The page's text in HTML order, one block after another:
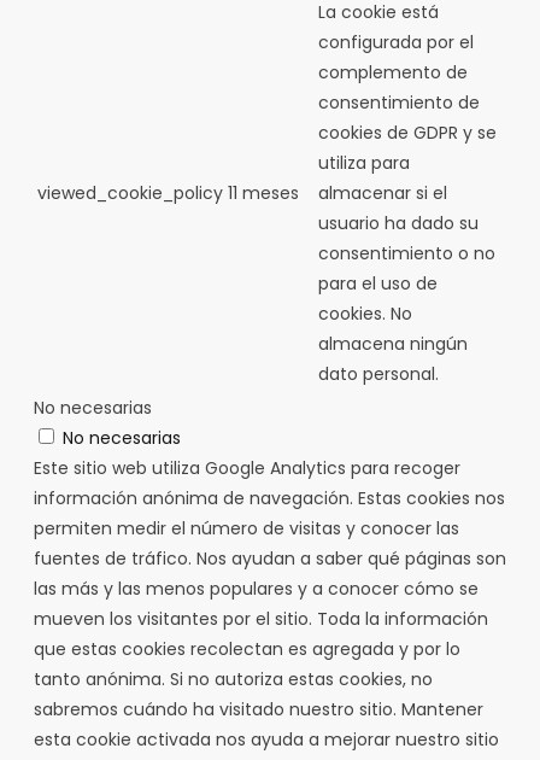
viewed_cookie_policy 11 meses
La cookie está
configurada por el
complemento de
consentimiento de
cookies de GDPR y se
utiliza para
almacenar si el
usuario ha dado su
consentimiento o no
para el uso de
cookies. No
almacena ningún
dato personal.
No necesarias
No necesarias
Este sitio web utiliza Google Analytics para recoger
información anónima de navegación. Estas cookies nos
permiten medir el número de visitas y conocer las
fuentes de tráfico. Nos ayudan a saber qué páginas son
las más y las menos populares y a conocer cómo se
mueven los visitantes por el sitio. Toda la información
que estas cookies recolectan es agregada y por lo
tanto anónima. Si no autoriza estas cookies, no
sabremos cuándo ha visitado nuestro sitio. Mantener
esta cookie activada nos ayuda a mejorar nuestro sitio